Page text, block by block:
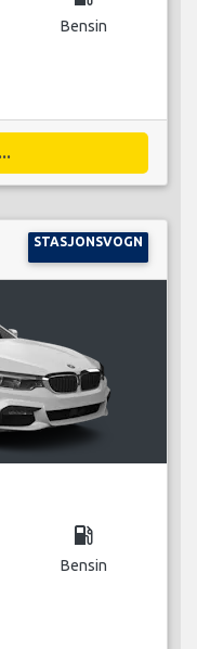
Bensin
STASJONSVOGN
local_gas_station
Bensin